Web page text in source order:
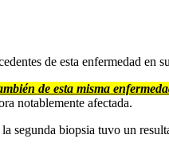
de esta enfermedad en
de esta misma
notablemente afectada.
segunda biopsia tuvo un